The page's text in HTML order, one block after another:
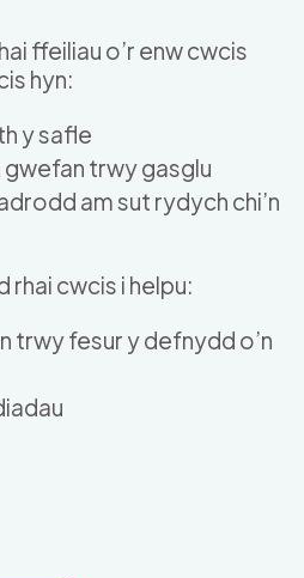
ffeiliau o’r enw cwcis
hyn:
y safle
gwefan trwy gasglu
am sut rydych chi’n
cwcis i helpu:
trwy fesur y defnydd o’n